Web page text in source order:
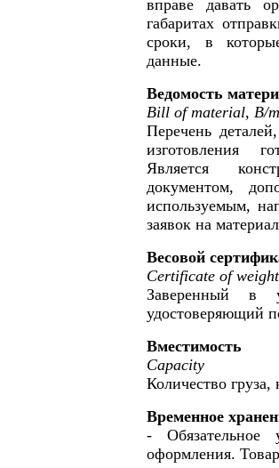
вправе давать
габаритах
сроки, в
данные.
Ведомость
Bill of material, B/
Перечень
изготовления
Является
документом,
используемым,
заявок на
Весовой
Certificate of weight
Заверенный в
удостоверяющий
Вместимость
Capacity
Количество
Временное
- Обязательное
оформления.